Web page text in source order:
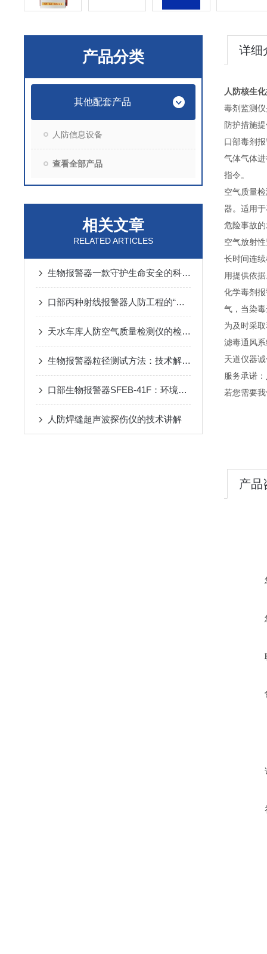
产品分类
其他配套产品
人防信息设备
查看全部产品
相关文章
RELATED ARTICLES
生物报警器一款守护生命安全的科技哨兵
口部丙种射线报警器人防工程的“核生化”哨兵
天水车库人防空气质量检测仪的检测方法
生物报警器粒径测试方法：技术解析与应用要点
口部生物报警器SFEB-41F：环境生物因素变化的守护者
人防焊缝超声波探伤仪的技术讲解
详细
人防核生
毒剂监测
防护措施
口部毒剂
气体气体
指令。
空气质量
器。适用
危险事故
空气放射
长时间连
用提供依
化学毒剂
气，当染
为及时采
滤毒通风
天道仪器
服务承诺：
若您需要
产品